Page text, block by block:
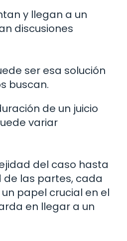
y llegan a un
discusiones
ser esa solución
buscan.
de un juicio
variar
del caso hasta
de las partes, cada
papel crucial en el
en llegar a un